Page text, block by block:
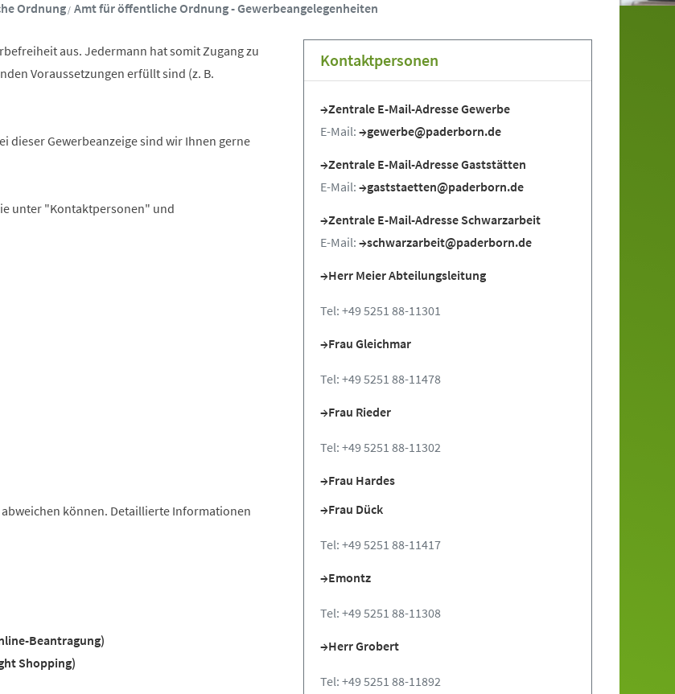
Ordnung Amt für öffentliche Ordnung - Gewerbeangelegenheiten
aus. Jedermann hat somit Zugang zu
Voraussetzungen erfüllt sind (z. B.
dieser Gewerbeanzeige sind wir Ihnen gerne
unter "Kontaktpersonen" und
können. Detaillierte Informationen
Beantragung)
Shopping)
Kontaktpersonen
Zentrale E-Mail-Adresse Gewerbe
E-Mail:
gewerbe@paderborn.de
Zentrale E-Mail-Adresse Gaststätten
E-Mail:
gaststaetten@paderborn.de
Zentrale E-Mail-Adresse Schwarzarbeit
E-Mail:
schwarzarbeit@paderborn.de
Herr Meier Abteilungsleitung
Tel: +49 5251 88-11301
Frau Gleichmar
Tel: +49 5251 88-11478
Frau Rieder
Tel: +49 5251 88-11302
Frau Hardes
Frau Dück
Tel: +49 5251 88-11417
Emontz
Tel: +49 5251 88-11308
Herr Grobert
Tel: +49 5251 88-11892